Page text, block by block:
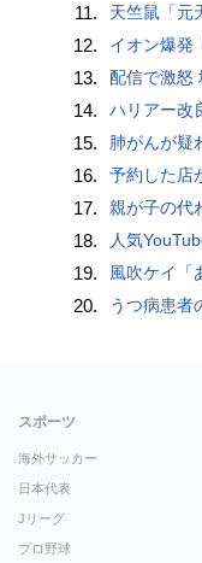
11. 天竺鼠「元
12. イオン爆発
13. 配信で激怒
14. ハリアー改
15. 肺がんが疑
16. 予約した店
17. 親が子の代
18. 人気
19. 風吹ケイ「
20. うつ病患者
スポーツ
海外サッカー
日本代表
Jリーグ
プロ野球